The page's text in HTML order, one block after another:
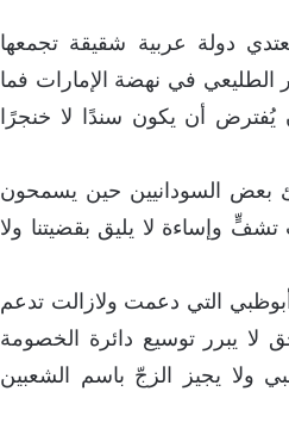
دولة عربية شقيقة تجمعها
الطليعي في نهضة الإمارات فما
يُفترض أن يكون سندًا لا خنجرًا
السودانيين حين يسمحون
وإساءة لا يليق بقضيتنا ولا
التي دعمت ولازالت تدعم
لا يبرر توسيع دائرة الخصومة
ولا يجيز الزجّ باسم الشعبين